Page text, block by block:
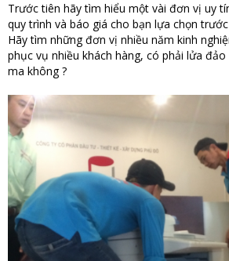
Trước tiên hãy tìm hiểu một vài đơn vị uy
quy trình và báo giá cho bạn lựa chọn
Hãy tìm những đơn vị nhiều năm kinh
phục vụ nhiều khách hàng, có phải lửa
ma không ?